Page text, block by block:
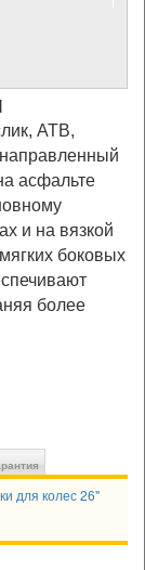
ATB,
асфальте
и на вязкой
боковых
более
для колес 26"